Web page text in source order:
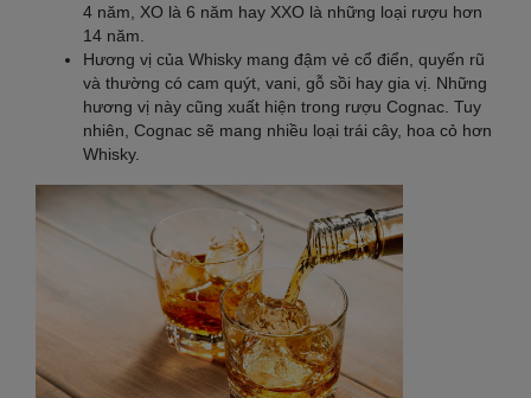
4 năm, XO là 6 năm hay XXO là những loại rượu hơn
14 năm.
Hương vị của Whisky mang đậm vẻ cổ điển, quyến rũ
và thường có cam quýt, vani, gỗ sồi hay gia vị. Những
hương vị này cũng xuất hiện trong rượu Cognac. Tuy
nhiên, Cognac sẽ mang nhiều loại trái cây, hoa cỏ hơn
Whisky.